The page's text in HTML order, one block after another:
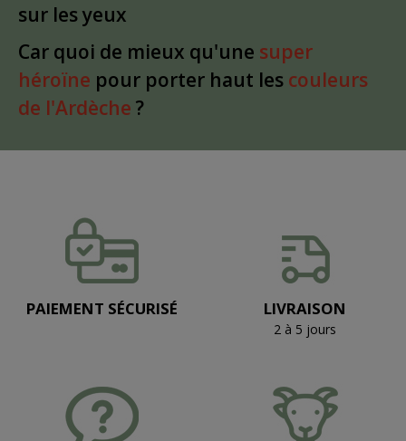
sur les yeux
Car quoi de mieux qu'une super
héroïne pour porter haut les couleurs
de l'Ardèche ?
PAIEMENT SÉCURISÉ LIVRAISON
2 à 5 jours